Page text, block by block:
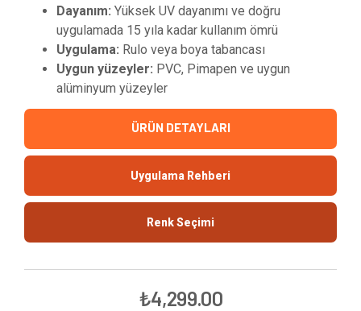
Dayanım: Yüksek UV dayanımı ve doğru
uygulamada 15 yıla kadar kullanım ömrü
Uygulama: Rulo veya boya tabancası
Uygun yüzeyler: PVC, Pimapen ve uygun
alüminyum yüzeyler
ÜRÜN DETAYLARI
Uygulama Rehberi
Renk Seçimi
₺4,299.00